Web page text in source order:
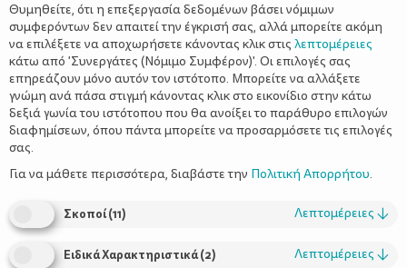
Ήρθε η Άνοιξη. Ώρα για πικνίκ!
Θυμηθείτε, ότι η επεξεργασία δεδομένων βάσει νόμιμων
συμφερόντων δεν απαιτεί την έγκρισή σας, αλλά μπορείτε ακόμη
να επιλέξετε να αποχωρήσετε κάνοντας κλικ στις λεπτομέρειες
κάτω από 'Συνεργάτες (Νόμιμο Συμφέρον)'. Οι επιλογές σας
επηρεάζουν μόνο αυτόν τον ιστότοπο. Μπορείτε να αλλάξετε
γνώμη ανά πάσα στιγμή κάνοντας κλικ στο εικονίδιο στην κάτω
δεξιά γωνία του ιστότοπου που θα ανοίξει το παράθυρο επιλογών
διαφημίσεων, όπου πάντα μπορείτε να προσαρμόσετε τις επιλογές
σας.
Για να μάθετε περισσότερα, διαβάστε την Πολιτική Απορρήτου.
Σκοποί(11) Λεπτομέρειες ↓
Ειδικά Χαρακτηριστικά(2) Λεπτομέρειες ↓